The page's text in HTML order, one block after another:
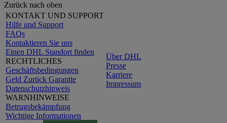
Zurück nach oben
KONTAKT UND SUPPORT
Hilfe und Support
FAQs
Kontaktieren Sie uns
Einen DHL Standort finden
RECHTLICHES
Geschäftsbedingungen
Geld Zurück Garantie
Datenschutzhinweis
WARNHINWEISE
Betrugsbekämpfung
Wichtige Informationen
Über DHL
Presse
Karriere
Impressum